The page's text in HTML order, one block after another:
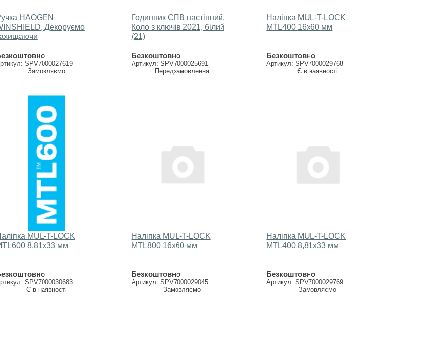
HAOGEN
Декоруємо
SPV7000027619
Замовляємо
Годинник СПВ настінний,
Коло з ключів 2021, білий
(21)
Безкоштовно
Артикул: SPV7000025691
Передзамовлення
Наліпка MUL-T-LOCK
МTL400 16х60 мм
Безкоштовно
Артикул: SPV7000029768
Є в наявності
MUL-T-LOCK
8,81х33 мм
SPV7000030683
Є в наявності
Наліпка MUL-T-LOCK
МTL800 16х60 мм
Безкоштовно
Артикул: SPV7000029045
Замовляємо
Наліпка MUL-T-LOCK
МTL400 8,81х33 мм
Безкоштовно
Артикул: SPV7000029769
Замовляємо